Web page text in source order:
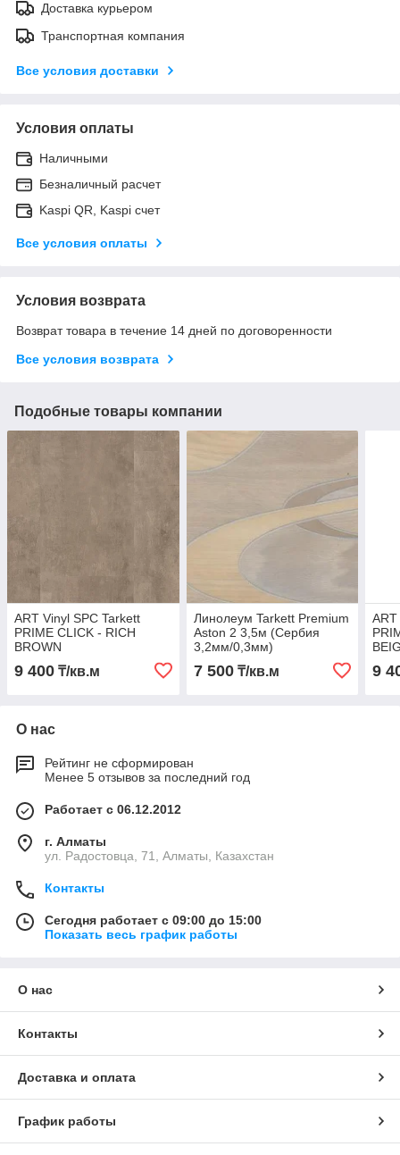
Доставка курьером
Транспортная компания
Все условия доставки
Условия оплаты
Наличными
Безналичный расчет
Kaspi QR, Kaspi счет
Все условия оплаты
Условия возврата
Возврат товара в течение 14 дней по договоренности
Все условия возврата
Подобные товары компании
ART Vinyl SPC Tarkett
PRIME CLICK - RICH
BROWN
9 400 ₸/кв.м
Линолеум Tarkett Premium
Aston 2 3,5м (Сербия
3,2мм/0,3мм)
7 500₸/кв.м
ART
9
О нас
Рейтинг не сформирован
Менее 5 отзывов за последний год
Работает с 06.12.2012
г. Алматы
ул. Радостовца, 71, Алматы, Казахстан
Контакты
Сегодня работает с 09:00 до 15:00
Показать весь график работы
О нас
Контакты
Доставка и оплата
График работы